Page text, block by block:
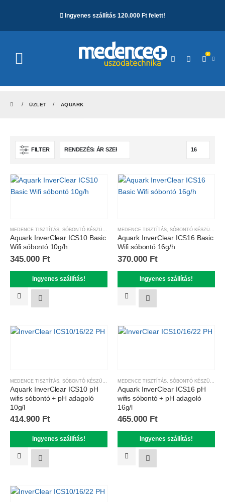
Ingyenes szállítás 120.000 Ft felett!
0
ÜZLET AQUARK
FILTER
MEDENCE TISZTÍTÁS, SÓBONTÓ KÉSZÜLÉKEK
Aquark InverClear ICS10 Basic
Wifi sóbontó 10g/h
345.000 Ft
Ingyenes szállítás!
MEDENCE TISZTÍTÁS, SÓBONTÓ KÉSZÜLÉKEK
Aquark InverClear ICS16 Basic
Wifi sóbontó 16g/h
370.000 Ft
Ingyenes szállítás!
MEDENCE TISZTÍTÁS SÓBONTÓ KÉSZÜLÉKEK
Aquark InverClear ICS10 pH
wifis sóbontó + pH adagoló
10g/l
414.900 Ft
Ingyenes szállítás!
MEDENCE TISZTÍTÁS SÓBONTÓ KÉSZÜLÉKEK
Aquark InverClear ICS16 pH
wifis sóbontó + pH adagoló
16g/l
465.000 Ft
Ingyenes szállítás!